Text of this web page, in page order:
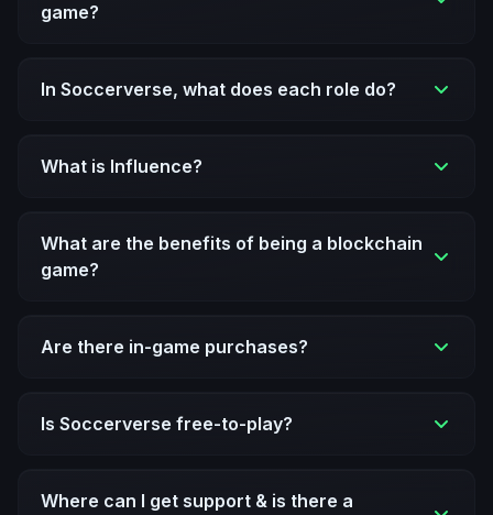
game?
In Soccerverse, what does each role do?
What is Influence?
What are the benefits of being a blockchain
game?
Are there in-game purchases?
Is Soccerverse free-to-play?
Where can I get support & is there a